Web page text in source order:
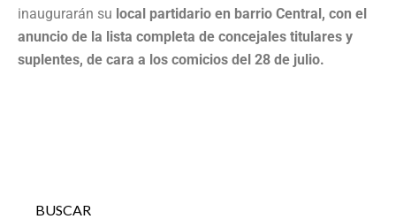
inaugurarán su local partidario en barrio Central, con el
anuncio de la lista completa de concejales titulares y
suplentes, de cara a los comicios del 28 de julio.
BUSCAR